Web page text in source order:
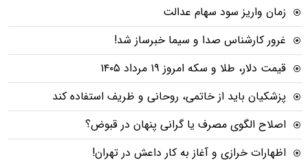
زمان واریز سود سهام عدالت
غرور کارشناس صدا و سیما خبرساز شد!
قیمت دلار، طلا و سکه امروز ۱۹ مرداد ۱۴۰۵
پزشکیان باید از خاتمی، روحانی و ظریف استفاده کند
اصلاح الگوی مصرف یا گرانی پنهان در قبوض؟
اظهارات خرازی و آغاز به کار داعش در تهران!